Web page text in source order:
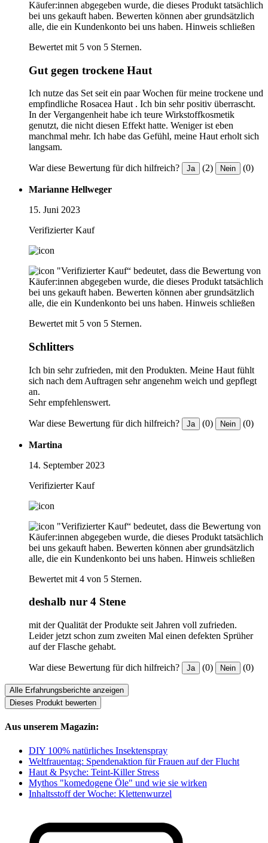
Käufer:innen abgegeben wurde, die dieses Produkt tatsächlich
bei uns gekauft haben. Bewerten können aber grundsätzlich
alle, die ein Kundenkonto bei uns haben. Hinweis schließen
Bewertet mit 5 von 5 Sternen.
Gut gegen trockene Haut
Ich nutze das Set seit ein paar Wochen für meine trockene und
empfindliche Rosacea Haut . Ich bin sehr positiv überrascht.
In der Vergangenheit habe ich teure Wirkstoffkosmetik
genutzt, die nicht diesen Effekt hatte. Weniger ist eben
manchmal mehr. Ich habe das Gefühl, meine Haut erholt sich
langsam.
War diese Bewertung für dich hilfreich? Ja (2) Nein (0)
Marianne Hellweger
15. Juni 2023
Verifizierter Kauf
"Verifizierter Kauf“ bedeutet, dass die Bewertung von
Käufer:innen abgegeben wurde, die dieses Produkt tatsächlich
bei uns gekauft haben. Bewerten können aber grundsätzlich
alle, die ein Kundenkonto bei uns haben. Hinweis schließen
Bewertet mit 5 von 5 Sternen.
Schlitters
Ich bin sehr zufrieden, mit den Produkten. Meine Haut fühlt
sich nach dem Auftragen sehr angenehm weich und gepflegt
an.
Sehr empfehlenswert.
War diese Bewertung für dich hilfreich? Ja (0) Nein (0)
Martina
14. September 2023
Verifizierter Kauf
"Verifizierter Kauf“ bedeutet, dass die Bewertung von
Käufer:innen abgegeben wurde, die dieses Produkt tatsächlich
bei uns gekauft haben. Bewerten können aber grundsätzlich
alle, die ein Kundenkonto bei uns haben. Hinweis schließen
Bewertet mit 4 von 5 Sternen.
deshalb nur 4 Stene
mit der Qualität der Produkte seit Jahren voll zufrieden.
Leider jetzt schon zum zweiten Mal einen defekten Sprüher
auf der Flasche gehabt.
War diese Bewertung für dich hilfreich? Ja (0) Nein (0)
Alle Erfahrungsberichte anzeigen
Dieses Produkt bewerten
Aus unserem Magazin:
DIY 100% natürliches Insektenspray
Weltfrauentag: Spendenaktion für Frauen auf der Flucht
Haut & Psyche: Teint-Killer Stress
Mythos "komedogene Öle" und wie sie wirken
Inhaltsstoff der Woche: Klettenwurzel